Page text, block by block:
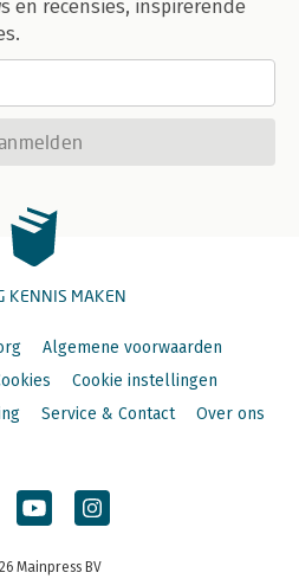
en recensies, inspirerende
KENNIS MAKEN
Algemene voorwaarden
Cookie instellingen
Service & Contact Over ons
Mainpress BV